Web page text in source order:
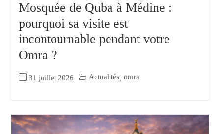
Mosquée de Quba à Médine :
pourquoi sa visite est
incontournable pendant votre
Omra ?
31 juillet 2026 Actualités, omra